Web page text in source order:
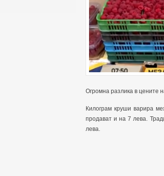
Огромна разлика в цените
Килограм круши варира
продават и на 7 лева.
лева.